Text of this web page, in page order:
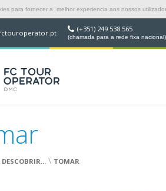
para fornecer a melhor experiencia aos nossos
(+351) 249 538 565
(chamada para a rede fixa nacional)
DESCOBRIR... \ TOMAR